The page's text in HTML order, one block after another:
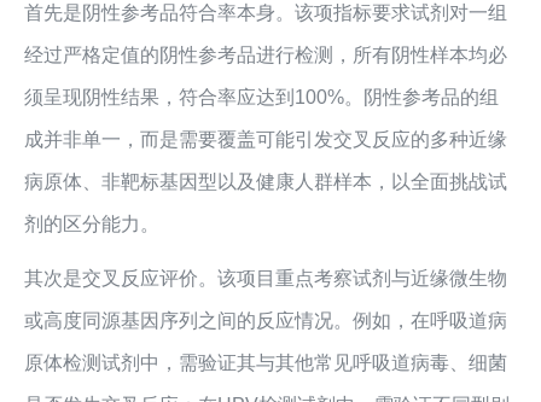
首先是阴性参考品符合率本身。该项指标要求试剂对一组
经过严格定值的阴性参考品进行检测，所有阴性样本均必
须呈现阴性结果，符合率应达到100%。阴性参考品的组
成并非单一，而是需要覆盖可能引发交叉反应的多种近缘
病原体、非靶标基因型以及健康人群样本，以全面挑战试
剂的区分能力。
其次是交叉反应评价。该项目重点考察试剂与近缘微生物
或高度同源基因序列之间的反应情况。例如，在呼吸道病
原体检测试剂中，需验证其与其他常见呼吸道病毒、细菌